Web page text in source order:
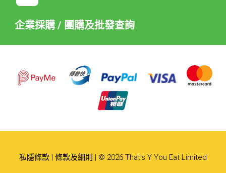
企業採購 / 團購及批發查詢
私隱條款 | 條款及細則 | © 2026 That's Y You Eat Limited